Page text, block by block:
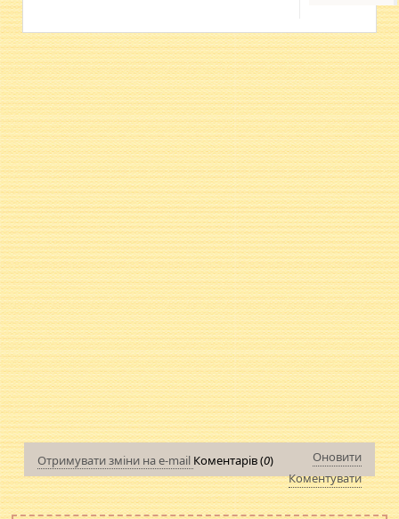
Отримувати зміни на e-mail Коментарів (0)
Оновити
Коментувати